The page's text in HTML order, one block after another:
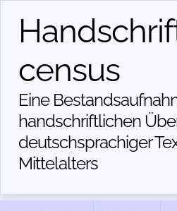
census
Eine
handschriftlichen
deutschsprachiger
Mittelalters